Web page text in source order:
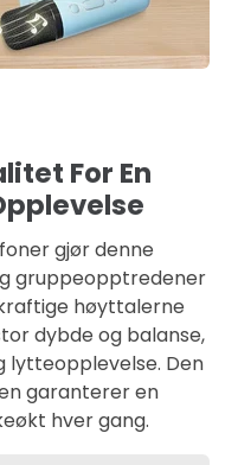
For En
gjør denne
gruppeopptredener
høyttalerne
dybde og balanse,
lytteopplevelse. Den
garanterer en
hver gang.